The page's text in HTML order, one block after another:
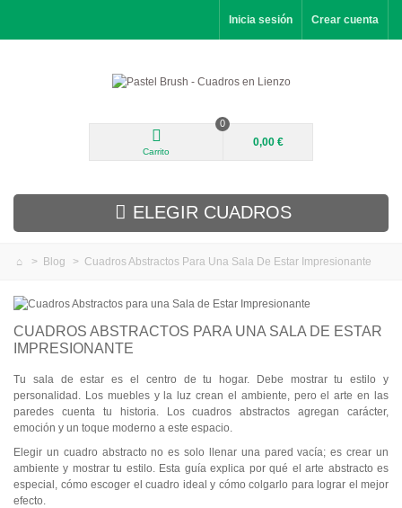
Inicia sesión Crear cuenta
Carrito
0
0,00 €
ELEGIR CUADROS
Flores
Retratos
Abstractos
Modernos
Decorativos
> Blog > Cuadros Abstractos Para Una Sala De Estar Impresionante
CUADROS ABSTRACTOS PARA UNA SALA DE ESTAR
IMPRESIONANTE
Tu sala de estar es el centro de tu hogar. Debe mostrar tu estilo y
personalidad. Los muebles y la luz crean el ambiente, pero el arte en las
paredes cuenta tu historia. Los cuadros abstractos agregan carácter,
emoción y un toque moderno a este espacio.
Elegir un cuadro abstracto no es solo llenar una pared vacía; es crear un
ambiente y mostrar tu estilo. Esta guía explica por qué el arte abstracto es
especial, cómo escoger el cuadro ideal y cómo colgarlo para lograr el mejor
efecto.